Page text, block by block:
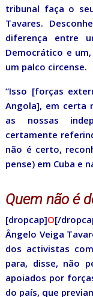
tribunal faça o
Tavares.
diferença entre
Democrático e
um palco circense.
“Isso [forças
Angola], em certa
as nossas
certamente
não é certo,
pense) em Cuba e
Quem não é
[dropcap]O[/
Ângelo Veiga
dos activistas
para, disse, não
apoiados por
do país, que